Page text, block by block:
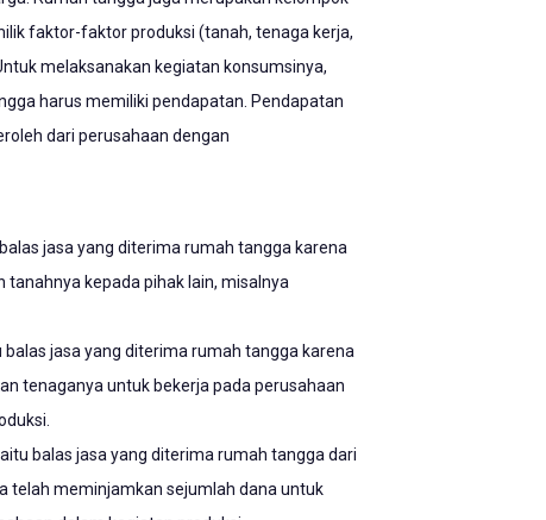
faktor-faktor produksi (tanah, tenaga kerja,
melaksanakan kegiatan konsumsinya,
harus memiliki pendapatan. Pendapatan
dari perusahaan dengan
jasa yang diterima rumah tangga karena
tanahnya kepada pihak lain, misalnya
balas jasa yang diterima rumah tangga karena
tenaganya untuk bekerja pada perusahaan
balas jasa yang diterima rumah tangga dari
telah meminjamkan sejumlah dana untuk